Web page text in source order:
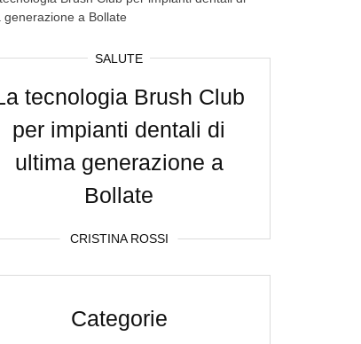
SALUTE
tecnologia Brush Club
per impianti dentali di
ultima generazione a
Bollate
CRISTINA ROSSI
Categorie